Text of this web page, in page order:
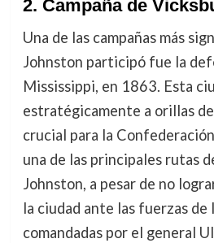
2. Campaña de
Una de las campañas más
Johnston participó fue la
Mississippi, en 1863. Esta
estratégicamente a orillas
crucial para la
una de las principales rutas
Johnston, a pesar de no
la ciudad ante las fuerzas de
comandadas por el general